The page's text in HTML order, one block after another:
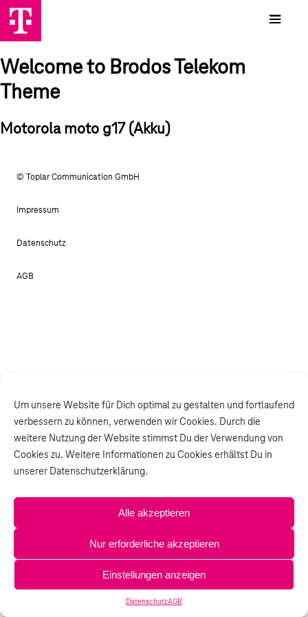
Um unsere Website für Dich optimal zu gestalten und fortlaufend
verbessern zu können, verwenden wir Cookies. Durch die
weitere Nutzung der Website stimmst Du der Verwendung von
Cookies zu. Weitere Informationen zu Cookies erhältst Du in
unserer Datenschutzerklärung.
Alle akzeptieren
Nur erforderliche akzeptieren
Einstellungen anzeigen
DatenschutzAGB
Welcome to Brodos Telekom
Theme
Motorola moto g17 (Akku)
© Toplar Communication GmbH
Impressum
Datenschutz
AGB